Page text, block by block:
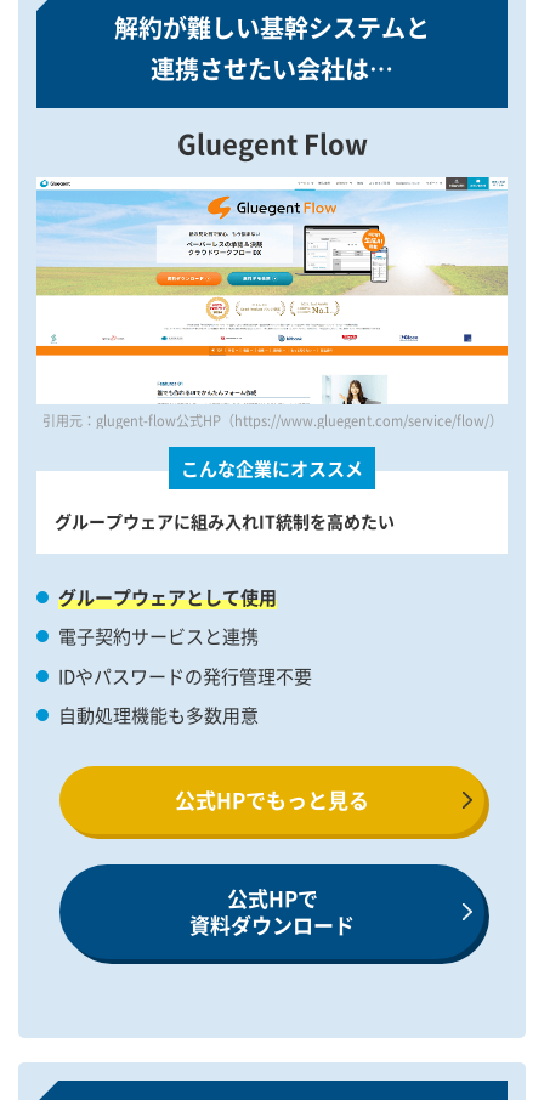
解約が難しい基幹システムと
連携させたい会社は…
Gluegent Flow
引用元：glugent-flow公式HP（https://www.gluegent.com/service/flow/）
こんな企業にオススメ
グループウェアに組み入れIT統制を高めたい
グループウェアとして使用
電子契約サービスと連携
IDやパスワードの発行管理不要
自動処理機能も多数用意
公式HPでもっと見る
公式HPで
資料ダウンロード